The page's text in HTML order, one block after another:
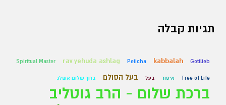
תגיות קבלה
Gottlieb
kabbalah
Peticha
rav yehuda ashlag
Spiritual Master
Tree of Life איסור בעל בעל הסולם ברוך שלום אשלג
ברכת שלום - הרב גוטליב